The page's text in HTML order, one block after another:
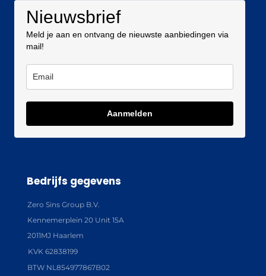
Nieuwsbrief
Meld je aan en ontvang de nieuwste aanbiedingen via
mail!
Aanmelden
Bedrijfs gegevens
Zero Sins Group B.V.
Kennemerplein 20 Unit 15A
2011MJ Haarlem
KVK 62838199
BTW NL854977867B02